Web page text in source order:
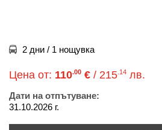
2 дни / 1 нощувка
Цена от: 110.00 € / 215 .14 лв.
Дати на отпътуване:
31.10.2026 г.